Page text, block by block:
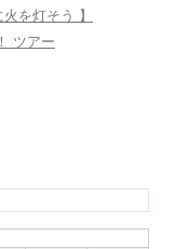
を灯そう 】
ツアー